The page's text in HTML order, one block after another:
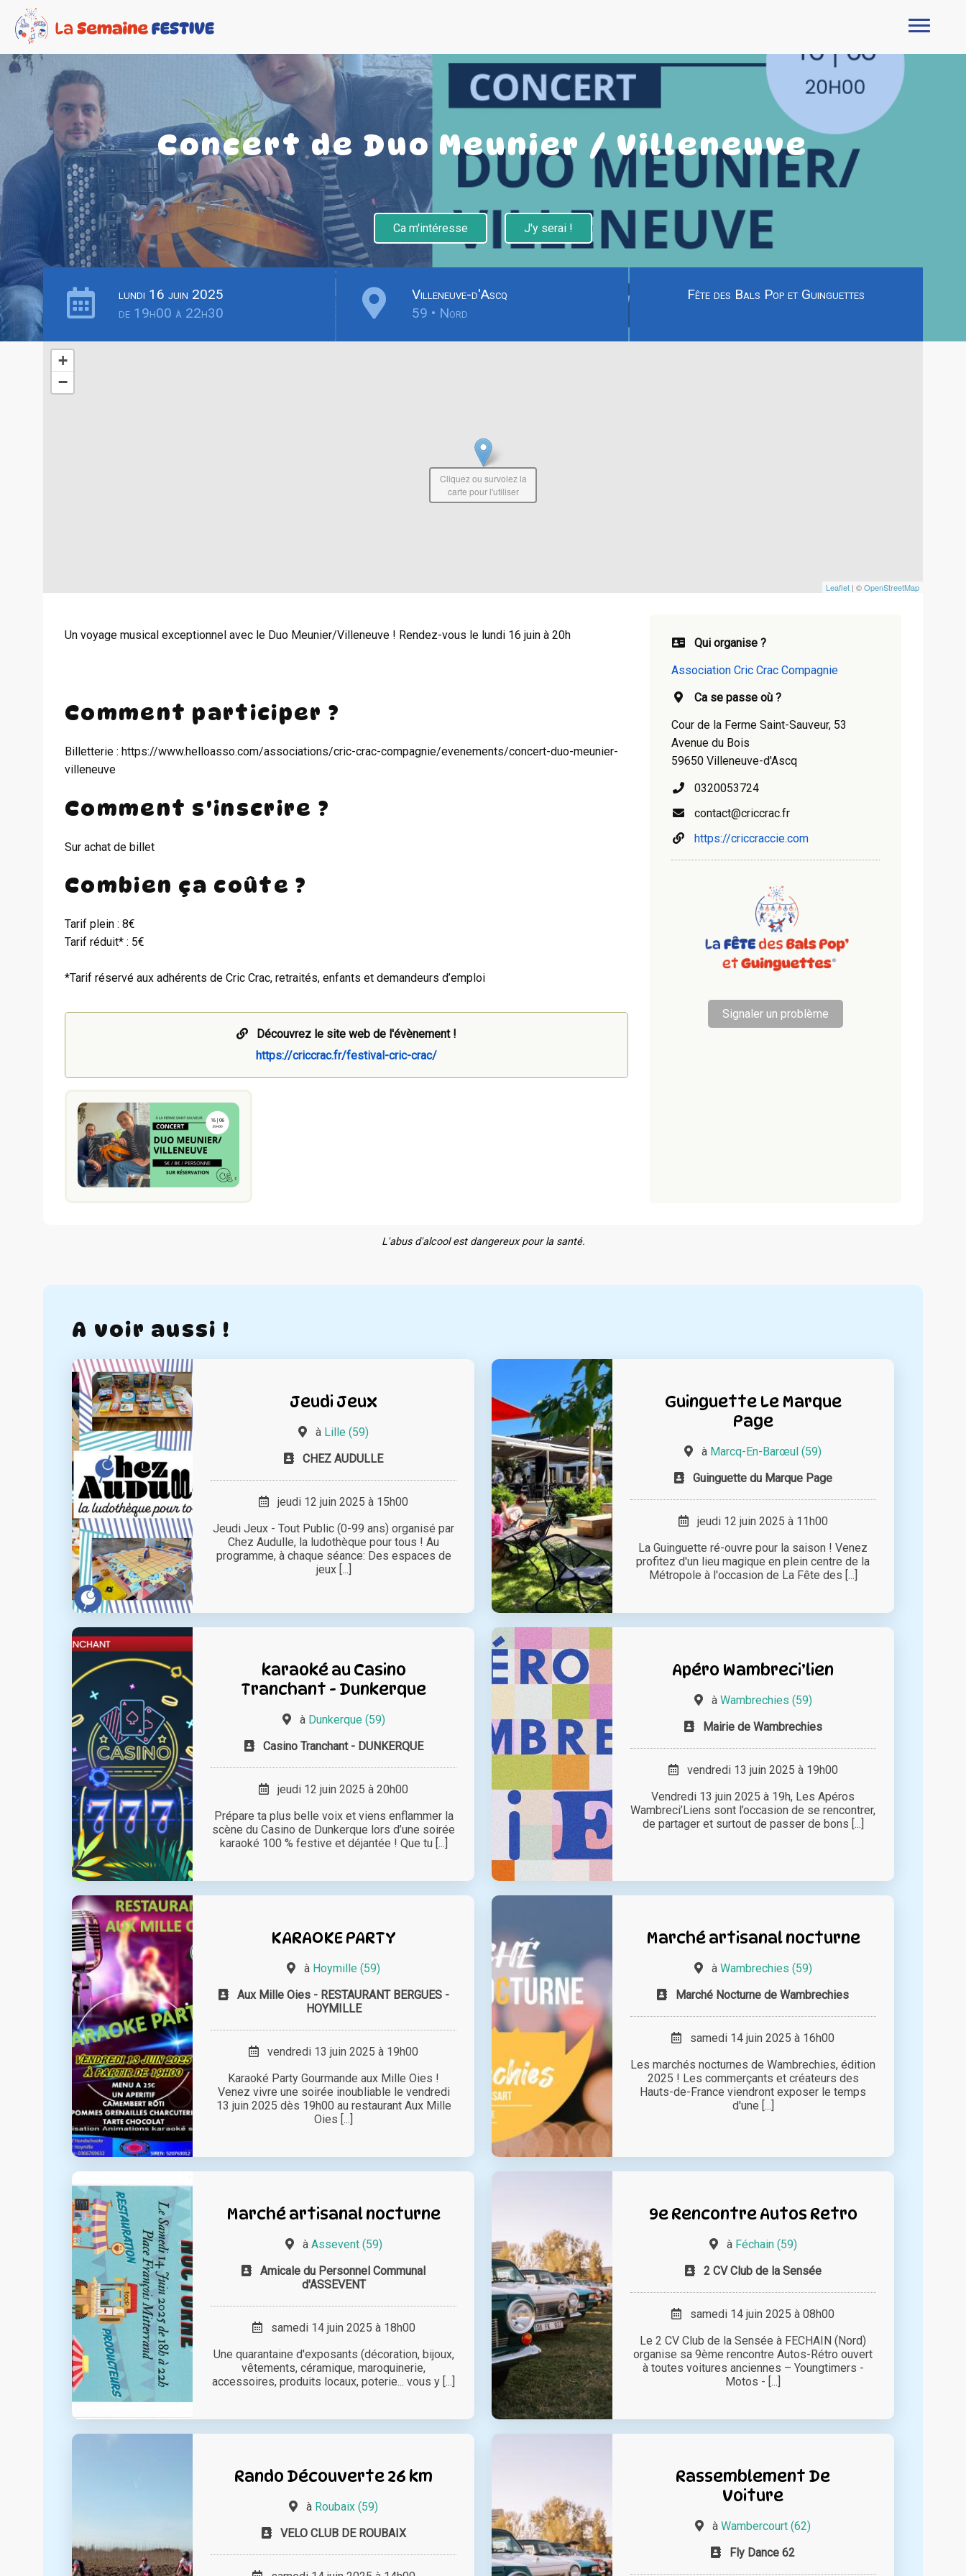
Concert de Duo Meunier / Villeneuve
Ca m'intéresse J'y serai !
lundi 16 juin 2025
de 19h00 à 22h30
Villeneuve-d'Ascq
59 • Nord
Fête des Bals Pop et Guinguettes
+
−
Leaflet | ©OpenStreetMap
Cliquez ou survolez la
carte pour l'utiliser
Un voyage musical exceptionnel avec le Duo Meunier/Villeneuve ! Rendez-vous le lundi 16 juin à 20h
Comment participer ?
Billetterie : https://www.helloasso.com/associations/cric-crac-compagnie/evenements/concert-duo-meunier-
villeneuve
Comment s'inscrire ?
Sur achat de billet
Combien ça coûte ?
Tarif plein : 8€
Tarif réduit* : 5€
*Tarif réservé aux adhérents de Cric Crac, retraités, enfants et demandeurs d’emploi
Découvrez le site web de l'évènement !
https://criccrac.fr/festival-cric-crac/
Qui organise ?
Association Cric Crac Compagnie
Ca se passe où ?
Cour de la Ferme Saint-Sauveur, 53
Avenue du Bois
59650 Villeneuve-d'Ascq
0320053724
contact@criccrac.fr
https://criccraccie.com
Signaler un problème
L'abus d'alcool est dangereux pour la santé.
A voir aussi !
Jeudi Jeux
à Lille (59)
CHEZ AUDULLE
jeudi 12 juin 2025 à 15h00
Jeudi Jeux - Tout Public (0-99 ans) organisé par
Chez Audulle, la ludothèque pour tous ! Au
programme, à chaque séance: Des espaces de
jeux [...]
Guinguette Le Marque
Page
à Marcq-En-Barœul (59)
Guinguette du Marque Page
jeudi 12 juin 2025 à 11h00
La Guinguette ré-ouvre pour la saison ! Venez
profitez d'un lieu magique en plein centre de la
Métropole à l'occasion de La Fête des [...]
karaoké au Casino
Tranchant - Dunkerque
à Dunkerque (59)
Casino Tranchant - DUNKERQUE
jeudi 12 juin 2025 à 20h00
Prépare ta plus belle voix et viens enflammer la
scène du Casino de Dunkerque lors d’une soirée
karaoké 100 % festive et déjantée ! Que tu [...]
Apéro Wambreci’lien
à Wambrechies (59)
Mairie de Wambrechies
vendredi 13 juin 2025 à 19h00
Vendredi 13 juin 2025 à 19h, Les Apéros
Wambreci’Liens sont l’occasion de se rencontrer,
de partager et surtout de passer de bons [...]
KARAOKE PARTY
à Hoymille (59)
Aux Mille Oies - RESTAURANT BERGUES -
HOYMILLE
vendredi 13 juin 2025 à 19h00
Karaoké Party Gourmande aux Mille Oies !
Venez vivre une soirée inoubliable le vendredi
13 juin 2025 dès 19h00 au restaurant Aux Mille
Oies [...]
Marché artisanal nocturne
à Wambrechies (59)
Marché Nocturne de Wambrechies
samedi 14 juin 2025 à 16h00
Les marchés nocturnes de Wambrechies, édition
2025 ! Les commerçants et créateurs des
Hauts-de-France viendront exposer le temps
d'une [...]
Marché artisanal nocturne
à Assevent (59)
Amicale du Personnel Communal
d'ASSEVENT
samedi 14 juin 2025 à 18h00
Une quarantaine d'exposants (décoration, bijoux,
vêtements, céramique, maroquinerie,
accessoires, produits locaux, poterie... vous y [...]
9e Rencontre Autos Retro
à Féchain (59)
2 CV Club de la Sensée
samedi 14 juin 2025 à 08h00
Le 2 CV Club de la Sensée à FECHAIN (Nord)
organise sa 9ème rencontre Autos-Rétro ouvert
à toutes voitures anciennes – Youngtimers -
Motos - [...]
Rando Découverte 26 km
à Roubaix (59)
VELO CLUB DE ROUBAIX
Rassemblement De
Voiture
àWambercourt (62)
Fly Dance 62